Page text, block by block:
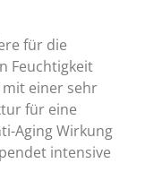
für die
Feuchtigkeit
mit einer sehr
für eine
Aging Wirkung
intensive